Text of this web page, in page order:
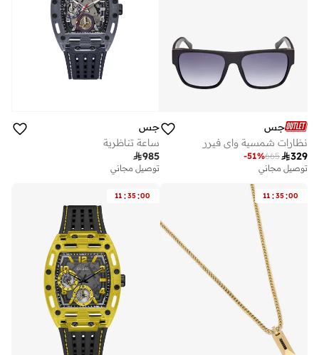
جس
نظارات شمسية واي فيرر
329
665
-51%
توصيل مجاني
جس
ساعة تناظرية
985
توصيل مجاني
11 :35:00
11 :35:00